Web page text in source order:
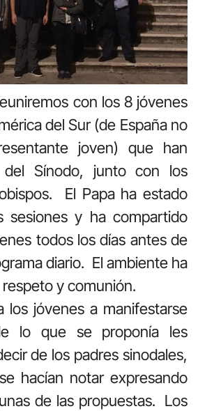
con los 8 jóvenes
del Sur (de España no
joven) que han
Sínodo, junto con los
El Papa ha estado
sesiones y ha compartido
todos los días antes de
diario. El ambiente ha
y comunión.
los jóvenes a manifestarse
lo que se proponía les
de los padres sinodales,
hacían notar expresando
de las propuestas. Los